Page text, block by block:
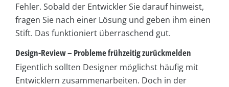
Fehler. Sobald der Entwickler Sie darauf hinweist,
fragen Sie nach einer Lösung und geben ihm einen
Stift. Das funktioniert überraschend gut.
Design-Review – Probleme frühzeitig zurückmelden
Eigentlich sollten Designer möglichst häufig mit
Entwicklern zusammenarbeiten. Doch in der